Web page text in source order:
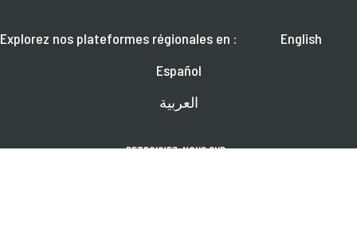
Explorez nos plateformes régionales en :
English
Español
العربية
RETROUVEZ-NOUS SUR :